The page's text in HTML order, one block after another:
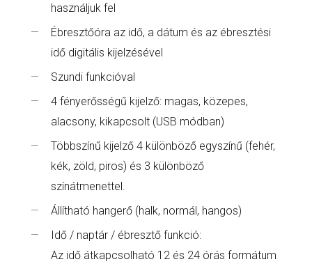
használjuk fel
Ébresztőóra az idő, a dátum és az ébresztési
idő digitális kijelzésével
Szundi funkcióval
4 fényerősségű kijelző: magas, közepes,
alacsony, kikapcsolt (USB módban)
Többszínű kijelző 4 különböző egyszínű (fehér,
kék, zöld, piros) és 3 különböző
színátmenettel.
Állítható hangerő (halk, normál, hangos)
Idő / naptár / ébresztő funkció:
Az idő átkapcsolható 12 és 24 órás formátum